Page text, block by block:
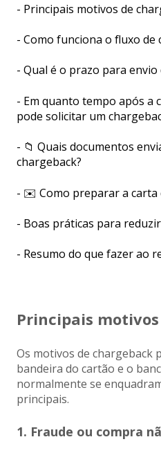
- Principais motivos de
- Como funciona o fluxo de
- Qual é o prazo para envio
- Em quanto tempo após a
pode solicitar um
- 📁 Quais documentos
chargeback?
- ✉️ Como preparar a carta
- Boas práticas para
- Resumo do que fazer ao
Principais
Os motivos de chargeback
bandeira do cartão e o
normalmente se
principais.
1. Fraude ou compra